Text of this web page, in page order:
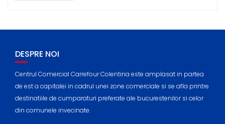
DESPRE NOI
Centrul Comercial Carrefour Colentina este amplasat in partea
de est a capitalei in cadrul unei zone comerciale si se afla printre
destinatiile de cumparaturi preferate ale bucurestenilor si celor
din comunele invecinate.